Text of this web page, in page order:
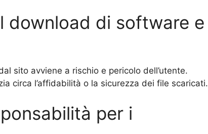
download di software e
sito avviene a rischio e pericolo dell’utente.
circa l’affidabilità o la sicurezza dei file scaricati.
per i